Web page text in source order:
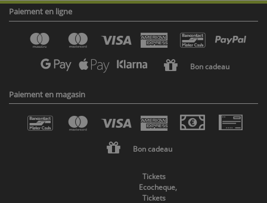
Paiement en ligne
Bon cadeau
Paiement en magasin
Bon cadeau
Tickets
Ecocheque,
Tickets